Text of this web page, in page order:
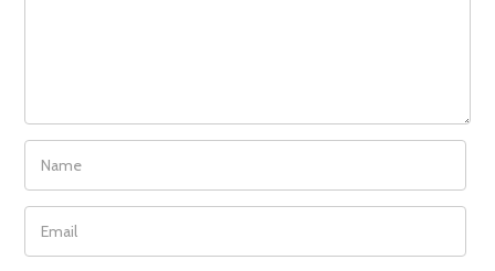
NAME
EMAIL